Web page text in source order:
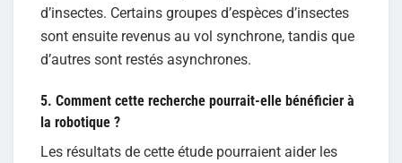
d’insectes. Certains groupes d’espèces d’insectes
sont ensuite revenus au vol synchrone, tandis que
d’autres sont restés asynchrones.
5. Comment cette recherche pourrait-elle bénéficier à
la robotique ?
Les résultats de cette étude pourraient aider les